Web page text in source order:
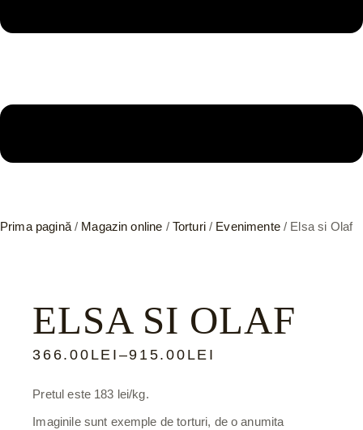
Prima pagină/ Magazin online / Torturi/ Evenimente/ Elsa si Olaf
ELSA SI OLAF
366.00 LEI –915.00 LEI
INTERVAL
PREȚURI:
PÂNĂ
Pretul este 183 lei/kg.
Imaginile sunt exemple de torturi, de o anumita